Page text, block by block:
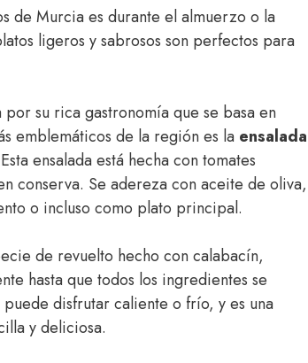
de Murcia es durante el almuerzo o la
ligeros y sabrosos son perfectos para
su rica gastronomía que se basa en
emblemáticos de la región es la ensalada
ensalada está hecha con tomates
conserva. Se adereza con aceite de oliva,
o incluso como plato principal.
de revuelto hecho con calabacín,
hasta que todos los ingredientes se
puede disfrutar caliente o frío, y es una
y deliciosa.